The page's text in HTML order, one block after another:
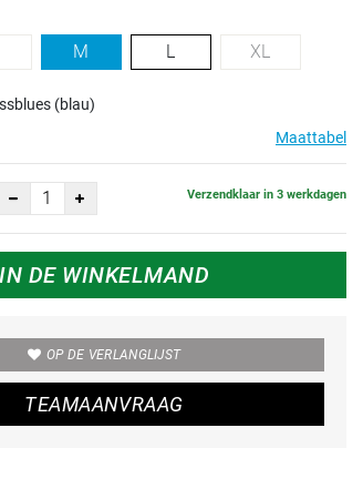
M L XL
(blau)
Maattabel
Verzendklaar in 3 werkdagen
IN DE WINKELMAND
OP DE VERLANGLIJST
TEAMAANVRAAG